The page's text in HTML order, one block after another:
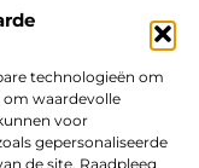
technologieën om
om waardevolle
voor
gepersonaliseerde
de site. Raadpleeg
– alles op Cdv-
die je dagelijks
boeiende inzichten.